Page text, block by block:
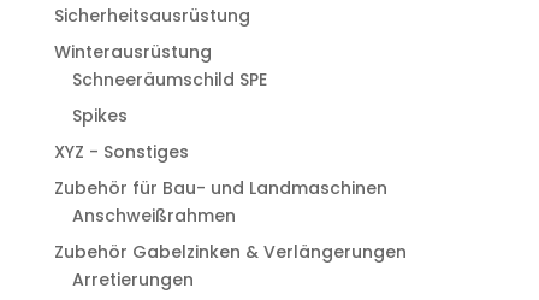
Sicherheitsausrüstung
Winterausrüstung
Schneeräumschild SPE
Spikes
XYZ - Sonstiges
Zubehör für Bau- und Landmaschinen
Anschweißrahmen
Zubehör Gabelzinken & Verlängerungen
Arretierungen